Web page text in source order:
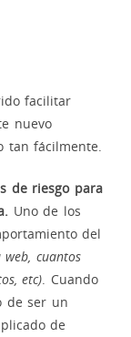
facilitar
nuevo
fácilmente.
de riesgo para
Uno de los
del
cuantos
etc) . Cuando
de ser un
de